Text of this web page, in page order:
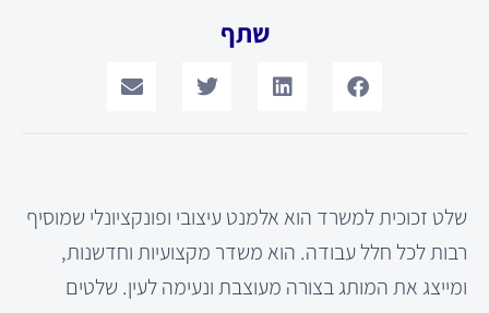
שתף
שלט זכוכית למשרד הוא אלמנט עיצובי ופונקציונלי שמוסיף
רבות לכל חלל עבודה. הוא משדר מקצועיות וחדשנות,
ומייצג את המותג בצורה מעוצבת ונעימה לעין. שלטים